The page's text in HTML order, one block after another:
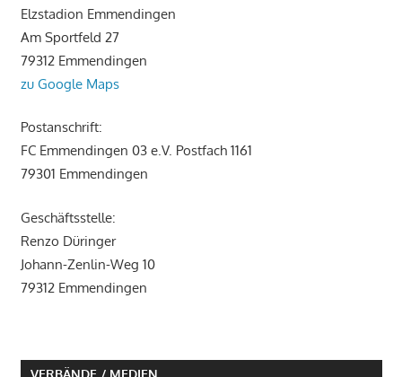
Elzstadion Emmendingen
Am Sportfeld 27
79312 Emmendingen
zu Google Maps
Postanschrift:
FC Emmendingen 03 e.V. Postfach 1161
79301 Emmendingen
Geschäftsstelle:
Renzo Düringer
Johann-Zenlin-Weg 10
79312 Emmendingen
VERBÄNDE / MEDIEN